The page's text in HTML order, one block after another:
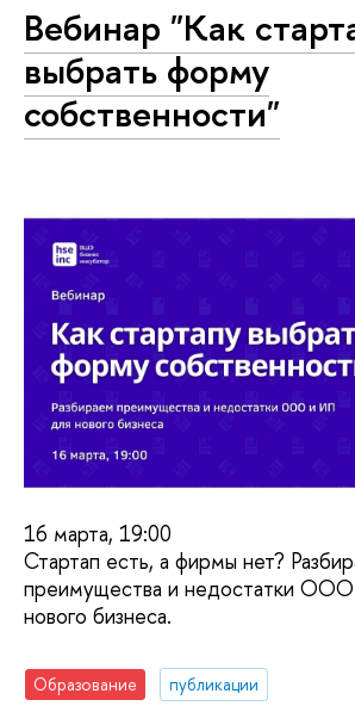
Вебинар "Как
выбрать форму
собственности"
16 марта, 19:00
Стартап есть, а фирмы нет?
преимущества и недостатки
нового бизнеса.
Образование
публикации